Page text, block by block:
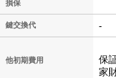
損保
鍵交換代 -
他初期費用
保
家